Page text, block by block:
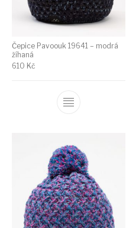
Čepice Pavoouk 19641 – modrá
žíhaná
610 Kč